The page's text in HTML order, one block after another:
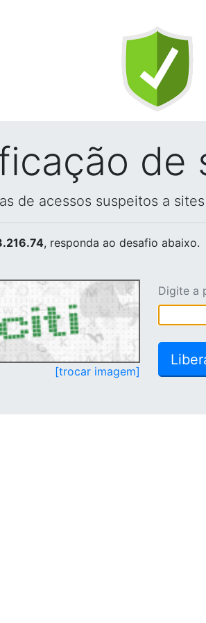
de
de acessos suspeitos a
, responda ao desafio abaixo.
[trocar imagem]
Digite a